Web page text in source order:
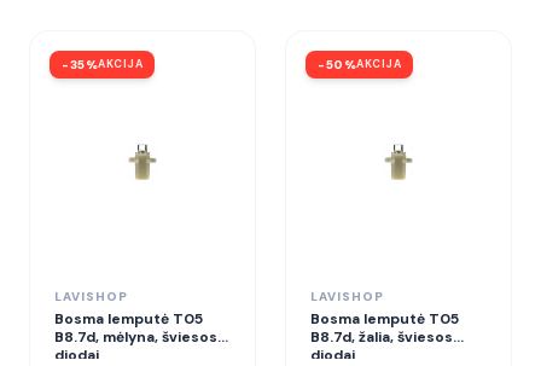
-35%AKCIJA
LAVISHOP
Bosma lemputė T05
B8.7d, mėlyna, šviesos
diodai
-50 %AKCIJA
LAVISHOP
Bosma lemputė T05
B8.7d, žalia, šviesos
diodai